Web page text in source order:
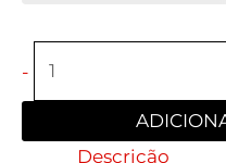
-
Descrição